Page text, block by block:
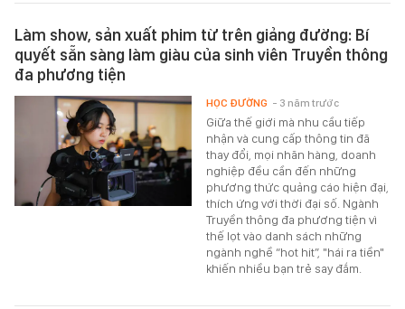
Làm show, sản xuất phim từ trên giảng đường: Bí
quyết sẵn sàng làm giàu của sinh viên Truyền thông
đa phương tiện
Giữa thế giới mà nhu cầu tiếp
nhận và cung cấp thông tin đã
thay đổi, mọi nhãn hàng, doanh
nghiệp đều cần đến những
phương thức quảng cáo hiện đại,
thích ứng với thời đại số. Ngành
Truyền thông đa phương tiện vì
thế lọt vào danh sách những
ngành nghề “hot hit”, "hái ra tiền"
khiến nhiều bạn trẻ say đắm.
HỌC ĐƯỜNG - 3 năm trước